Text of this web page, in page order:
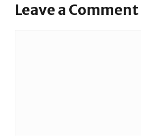
Leave a Comment